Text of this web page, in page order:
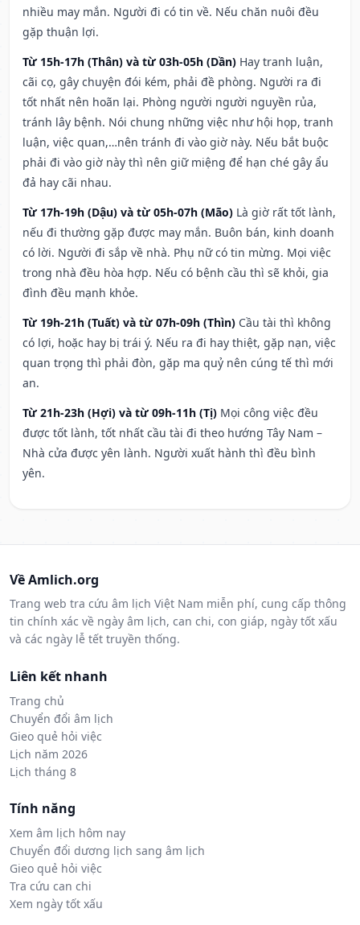
nhiều may mắn. Người đi có tin về. Nếu chăn nuôi đều
gặp thuận lợi.
Từ 15h-17h (Thân) và từ 03h-05h (Dần) Hay tranh luận,
cãi cọ, gây chuyện đói kém, phải đề phòng. Người ra đi
tốt nhất nên hoãn lại. Phòng người người nguyền rủa,
tránh lây bệnh. Nói chung những việc như hội họp, tranh
luận, việc quan,…nên tránh đi vào giờ này. Nếu bắt buộc
phải đi vào giờ này thì nên giữ miệng để hạn ché gây ẩu
đả hay cãi nhau.
Từ 17h-19h (Dậu) và từ 05h-07h (Mão) Là giờ rất tốt lành,
nếu đi thường gặp được may mắn. Buôn bán, kinh doanh
có lời. Người đi sắp về nhà. Phụ nữ có tin mừng. Mọi việc
trong nhà đều hòa hợp. Nếu có bệnh cầu thì sẽ khỏi, gia
đình đều mạnh khỏe.
Từ 19h-21h (Tuất) và từ 07h-09h (Thìn) Cầu tài thì không
có lợi, hoặc hay bị trái ý. Nếu ra đi hay thiệt, gặp nạn, việc
quan trọng thì phải đòn, gặp ma quỷ nên cúng tế thì mới
an.
Từ 21h-23h (Hợi) và từ 09h-11h (Tị) Mọi công việc đều
được tốt lành, tốt nhất cầu tài đi theo hướng Tây Nam –
Nhà cửa được yên lành. Người xuất hành thì đều bình
yên.
Về Amlich.org
Trang web tra cứu âm lịch Việt Nam miễn phí, cung cấp thông
tin chính xác về ngày âm lịch, can chi, con giáp, ngày tốt xấu
và các ngày lễ tết truyền thống.
Liên kết nhanh
Trang chủ
Chuyển đổi âm lịch
Gieo quẻ hỏi việc
Lịch năm 2026
Lịch tháng 8
Tính năng
Xem âm lịch hôm nay
Chuyển đổi dương lịch sang âm lịch
Gieo quẻ hỏi việc
Tra cứu can chi
Xem ngày tốt xấu